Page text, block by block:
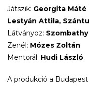
Játszik: Georgita Máté
Lestyán Attila,
Látványoz:
Zenél: Mózes Zoltán
Mentorál: Hudi László
A produkció a